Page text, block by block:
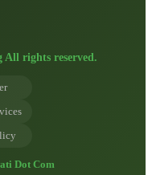
All rights reserved.
Dot Com